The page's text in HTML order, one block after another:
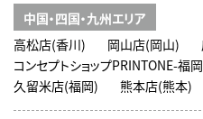
中国・四国・九州エリア
高松店(香川)
岡山店(岡山)
コンセプトショップPRINTONE-福
久留米店(福岡)
熊本店(熊本)